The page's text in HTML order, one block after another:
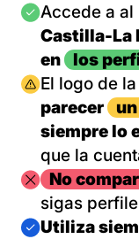
Imagen
Accede a
Castilla-La
en
los
Imagen
El logo de
parecer
siempre lo
que la
Imagen
No
sigas
Imagen
Utiliza